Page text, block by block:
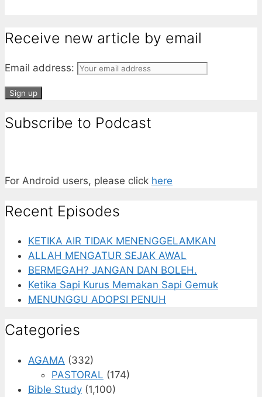
Receive new article by email
Email address:
Subscribe to Podcast
For Android users, please click here
Recent Episodes
KETIKA AIR TIDAK MENENGGELAMKAN
ALLAH MENGATUR SEJAK AWAL
BERMEGAH? JANGAN DAN BOLEH.
Ketika Sapi Kurus Memakan Sapi Gemuk
MENUNGGU ADOPSI PENUH
Categories
AGAMA (332)
PASTORAL (174)
Bible Study (1,100)